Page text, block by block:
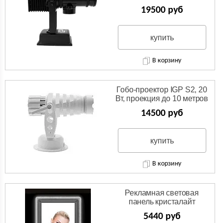
19500 руб
купить
В корзину
Гобо-проектор IGP S2, 20
Вт, проекция до 10 метров
14500 руб
купить
В корзину
Рекламная световая
панель кристалайт
5440 руб